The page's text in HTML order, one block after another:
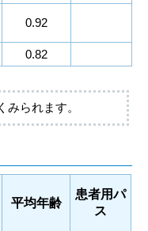
0.92
0.82
られます。
平均年齢
患者用パ
ス